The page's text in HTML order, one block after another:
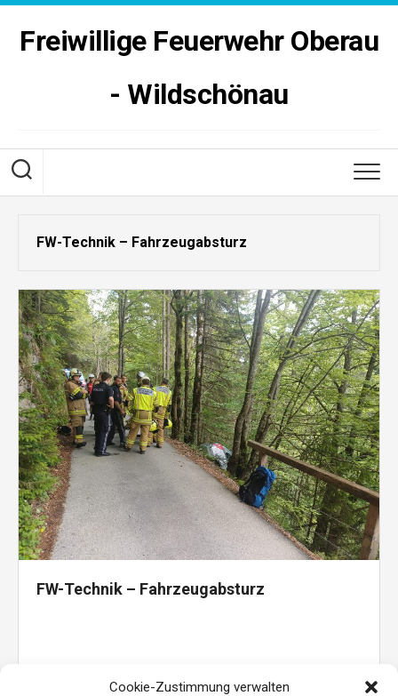
Cookie-Zustimmung verwalten
Skip
contentFreiwillige Feuerwehr Oberau
- Wildschönau
FW-Technik – Fahrzeugabsturz
FW-Technik – Fahrzeugabsturz